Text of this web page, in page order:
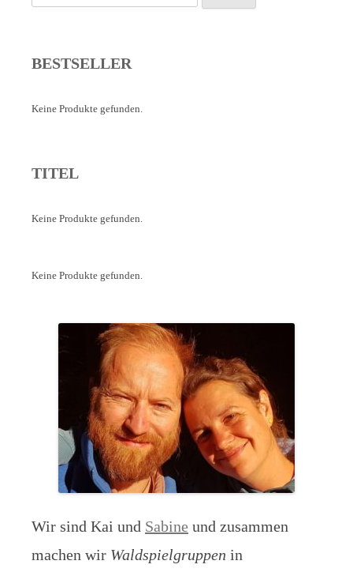
nach:
BESTSELLER
Keine Produkte gefunden.
TITEL
Keine Produkte gefunden.
Keine Produkte gefunden.
Wir sind Kai und Sabine und zusammen
machen wir Waldspielgruppen in